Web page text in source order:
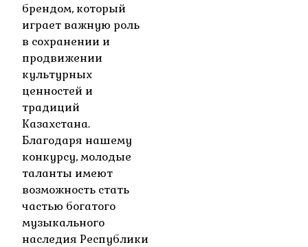
брендом, который
играет важную роль
в сохранении и
продвижении
культурных
ценностей и
традиций
Казахстана.
Благодаря нашему
конкурсу, молодые
таланты имеют
возможность стать
частью богатого
музыкального
наследия Республики